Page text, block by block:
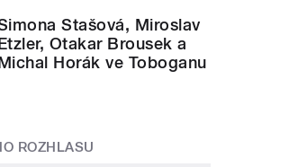
Stašová, Miroslav
Otakar Brousek a
Horák ve Toboganu
ROZHLASU